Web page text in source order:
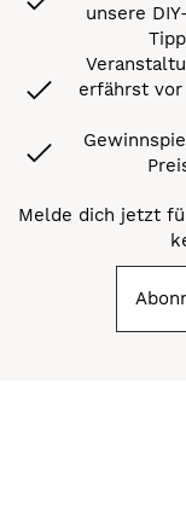
unsere
erfährst
Melde dich jetzt